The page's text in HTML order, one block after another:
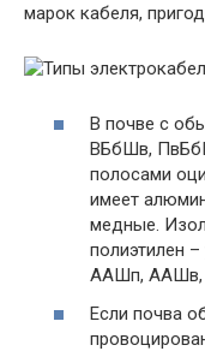
марок кабеля,
В почве с
ВБбШв,
полосами
имеет
медные.
полиэтилен –
ААШп, ААШв,
Если почва